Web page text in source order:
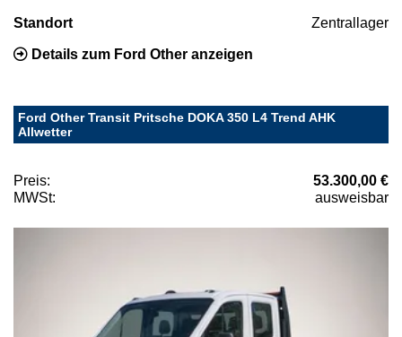
Standort Zentrallager
Details zum Ford Other anzeigen
Ford Other Transit Pritsche DOKA 350 L4 Trend AHK
Allwetter
Preis:
53.300,00 €
MWSt:
ausweisbar